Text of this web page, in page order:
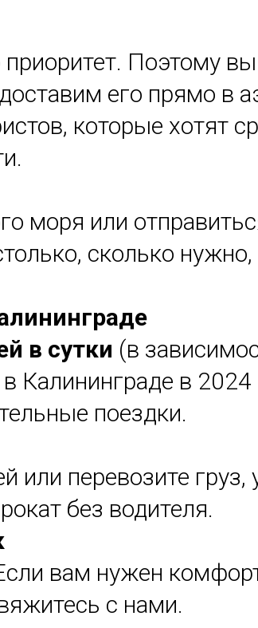
Поэтому
его прямо в
которые хотят
моря или
сколько нужно,
в сутки (в
Калининграде в 2024
поездки.
перевозите груз,
без водителя.
вам нужен
с нами.